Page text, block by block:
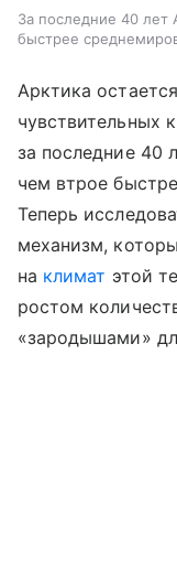
За последние 40 лет
быстрее
Арктика
чувствительных
за последние 40
чем втрое
Теперь
механизм,
на климат этой
ростом
«зародышами»